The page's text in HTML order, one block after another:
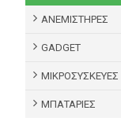
ΑΝΕΜΙΣΤΗΡΕΣ
GADGET
ΜΙΚΡΟΣΥΣΚΕΥΕΣ
ΜΠΑΤΑΡΙΕΣ